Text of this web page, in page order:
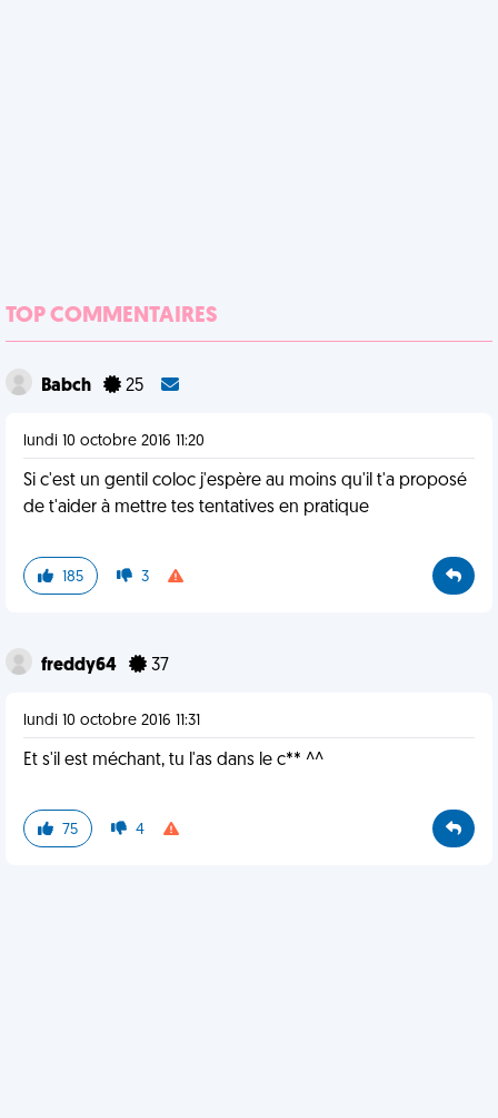
TOP COMMENTAIRES
Babch 25
lundi 10 octobre 2016 11:20
Si c'est un gentil coloc j'espère au moins qu'il t'a proposé
de t'aider à mettre tes tentatives en pratique
185 3
freddy64 37
lundi 10 octobre 2016 11:31
Et s'il est méchant, tu l'as dans le c** ^^
75 4